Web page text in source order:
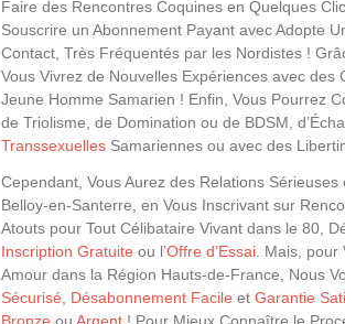
Faire des Rencontres Coquines en Quelques
Souscrire un Abonnement Payant avec Adopte
Contact, Très Fréquentés par les Nordistes !
Vous Vivrez de Nouvelles Expériences avec des
Jeune Homme Samarien ! Enfin, Vous Pourrez
de Triolisme, de Domination ou de BDSM,
Transsexuelles Samariennes ou avec des
Cependant, Vous Aurez des Relations
Belloy-en-Santerre, en Vous Inscrivant sur
Atouts pour Tout Célibataire Vivant dans le 80,
Inscription Gratuite ou l’Offre d’Essai. Mais, pour
Amour dans la Région Hauts-de-France, Nous
Sécurisé, Désabonnement Facile et Garantie